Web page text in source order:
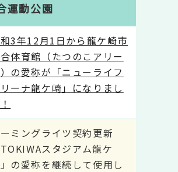
運動公園
3年12月1日から龍ケ崎市
体育館（たつのこアリー
の愛称が「ニューライフ
ーナ龍ケ崎」になりまし
ミングライツ契約更新
TOKIWAスタジアム龍ケ
の愛称を継続して使用し